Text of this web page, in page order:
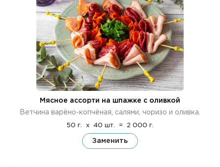
Мясное ассорти на шпажке с оливкой
Ветчина варёно-копчёная, салями, чоризо и оливка.
50 г. x 40 шт. = 2 000 г.
Заменить